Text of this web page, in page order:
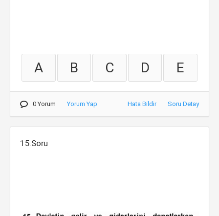
A B C D E
0 Yorum Yorum Yap Hata Bildir Soru Detay
15.Soru